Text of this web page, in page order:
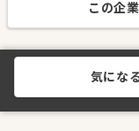
この企
気にな